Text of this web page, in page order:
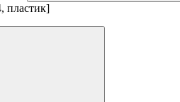
пластик]